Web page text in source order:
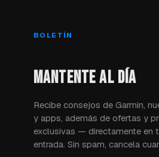
BOLETÍN
MANTENTE AL DÍA
Recibe consejos de Garmin,
y apps, además de ofertas y
exclusivas — directamente en
entrada. Sin spam, cancela